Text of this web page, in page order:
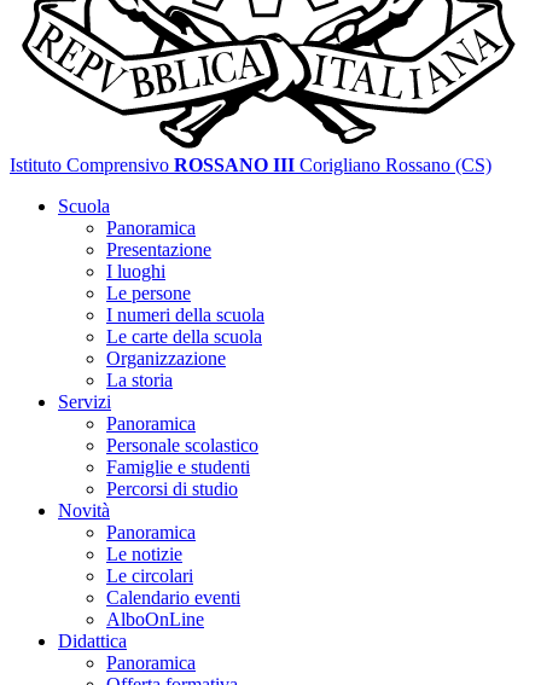
Istituto Comprensivo ROSSANO III Corigliano Rossano (CS)
Scuola
Panoramica
Presentazione
I luoghi
Le persone
I numeri della scuola
Le carte della scuola
Organizzazione
La storia
Servizi
Panoramica
Personale scolastico
Famiglie e studenti
Percorsi di studio
Novità
Panoramica
Le notizie
Le circolari
Calendario eventi
AlboOnLine
Didattica
Panoramica